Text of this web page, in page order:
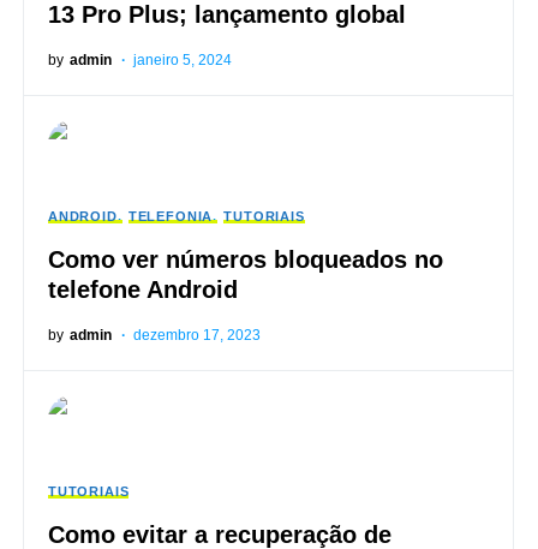
13 Pro Plus; lançamento global
by admin janeiro 5, 2024
ANDROID TELEFONIA TUTORIAIS
Como ver números bloqueados no
telefone Android
by admin dezembro 17, 2023
TUTORIAIS
Como evitar a recuperação de